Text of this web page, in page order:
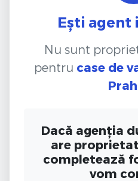
Ești
Nu sunt
pentru case de
Dacă agenția
are
completează
vom